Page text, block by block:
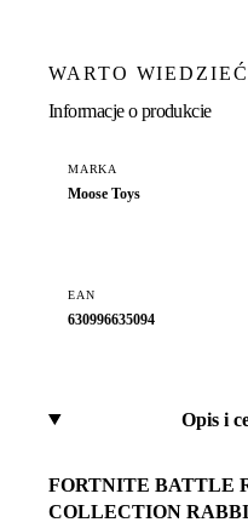
WARTO WIEDZIEĆ
Informacje o produkcie
MARKA
Moose Toys
EAN
630996635094
Opis i
FORTNITE BATTLE
COLLECTION